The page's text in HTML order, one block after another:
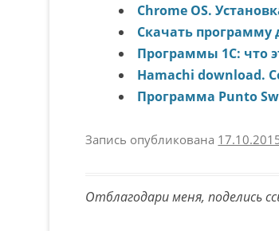
Chrome OS.
Скачать программу
Программы 1С: что
Нamachi download.
Программа Punto
Запись опубликована
Отблагодари меня, поделись